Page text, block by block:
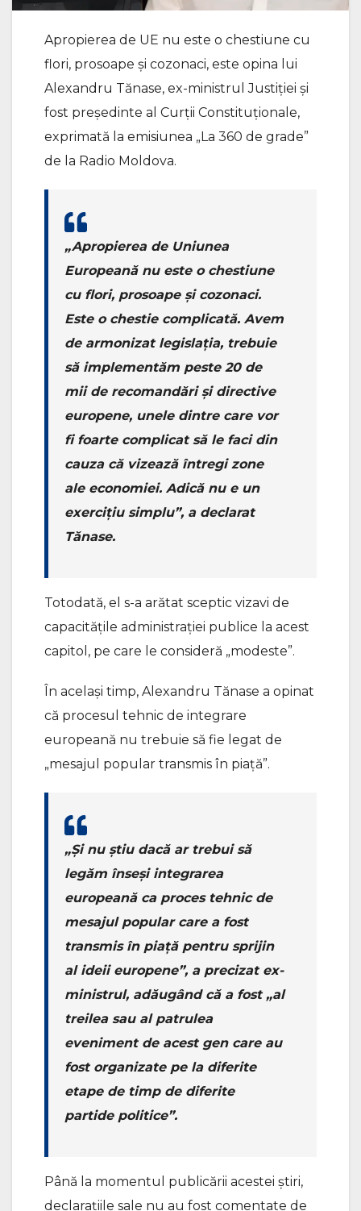
Apropierea de UE nu este o chestiune cu
flori, prosoape și cozonaci, este opina lui
Alexandru Tănase, ex-ministrul Justiției și
fost președinte al Curții Constituționale,
exprimată la emisiunea „La 360 de grade”
de la Radio Moldova.
„Apropierea de Uniunea
Europeană nu este o chestiune
cu flori, prosoape și cozonaci.
Este o chestie complicată. Avem
de armonizat legislația, trebuie
să implementăm peste 20 de
mii de recomandări și directive
europene, unele dintre care vor
fi foarte complicat să le faci din
cauza că vizează întregi zone
ale economiei. Adică nu e un
exercițiu simplu”, a declarat
Tănase.
Totodată, el s-a arătat sceptic vizavi de
capacitățile administrației publice la acest
capitol, pe care le consideră „modeste”.
În același timp, Alexandru Tănase a opinat
că procesul tehnic de integrare
europeană nu trebuie să fie legat de
„mesajul popular transmis în piață”.
„Și nu știu dacă ar trebui să
legăm înseși integrarea
europeană ca proces tehnic de
mesajul popular care a fost
transmis în piață pentru sprijin
al ideii europene”, a precizat ex-
ministrul, adăugând că a fost „al
treilea sau al patrulea
eveniment de acest gen care au
fost organizate pe la diferite
etape de timp de diferite
partide politice”.
Până la momentul publicării acestei știri,
declarațiile sale nu au fost comentate de